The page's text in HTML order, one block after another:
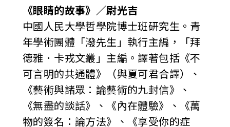
《眼睛的故事》／尉光吉
中國人民大學哲學院博士班研究生。青
年學術團體「潑先生」執行主編，「拜
德雅．卡戎文叢」主編。譯著包括《不
可言明的共通體》（與夏可君合譯）、
《藝術與諸眾：論藝術的九封信》、
《無盡的談話》、《內在體驗》、《萬
物的簽名：論方法》、《享受你的症